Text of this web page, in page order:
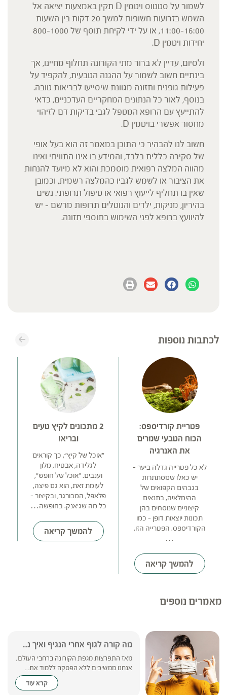
לשמור על סטטוס ויטמין D תקין באמצעות יציאה אל
השמש בזרועות חשופות למשך 20 דקות בין השעות
11:00-16:00, או על ידי לקיחת תוסף של 800-1000
יחידות ויטמין D.
ולסיום, עדיין לא ברור מתי הקורונה תחלוף מחיינו, אך
בינתיים חשוב לשמור על ההגנה הטבעית, להקפיד על
פעילות גופנית ותזונה מגוונת שיסייעו לבריאות טובה.
בנוסף, לאור כל הנתונים המחקריים העדכניים, כדאי
להתייעץ עם הרופא המטפל לגבי בדיקות דם לזיהוי
מחסור אפשרי בויטמין D.
חשוב לנו להבהיר כי התוכן במאמר זה הוא בעל אופי
של סקירה כללית בלבד, והמידע בו אינו התוויתי ואינו
מהווה המלצה רפואית מוסמכת והוא לא מיועד להנחות
את הציבור או לשמש לגביו כהמלצה רשמית, וכמובן
שאין בו תחליף לייעוץ רפואי או טיפול תרופתי. נשים
בהיריון, מניקות, ילדים והנוטלים תרופות מרשם – יש
להיוועץ ברופא לפני השימוש בתוספי תזונה.
לכתבות נוספות
פטריית קורדיספס:
הכוח הטבעי שמרים
את האנרגיה
לא כל פטרייה גדלה ביער –
יש כאלו שמסתתרות
בגבהים הקפואים של
ההימלאיה, בתנאים
קיצוניים שנוסחים בהן
תכונות יוצאות דופן – כמו
הקורדיספס. הפטרייה הזו,
…
להמשך קריאה
2 מתכונים לקיץ טעים
ובריא!
"אוכל של קיץ", כך קוראים
לגלידה, אבטיח, מלון
וענבים. "אוכל של חופש",
לעומת זאת, הוא גם פיצה,
פלאפל, המבורגר, ובקיצור –
כל מה שג'אנק. בחופשה…
להמשך קריאה
מאמרים נוספים
מה קורה לגוף אחרי הנגיף ואיך נ...
מאז התפרצות מגפת הקורונה ברחבי העולם,
אנחנו ממשיכים ללא הפסקה ללמוד את...
קרא עוד